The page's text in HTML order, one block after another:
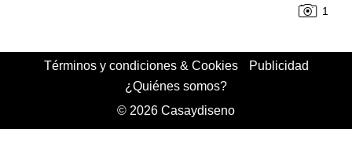
1
Términos y condiciones & Cookies
Publicidad
¿Quiénes somos?
© 2026 Casaydiseno